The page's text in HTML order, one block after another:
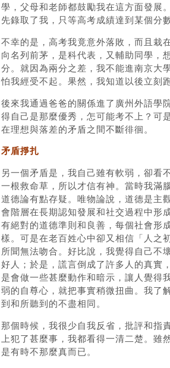
學，父母和老師都鼓勵我在這方面發展
先錄取了我，只等高考成績達到某個分
不幸的是，高考我竟意外落敗，而且栽
向名列前茅，是科代表，又輔助同學，
分。就因為兩分之差，我不能進南京大
怕我經受不起。果然，我知道以後立刻
後來我通過爸爸的關係進了廣州外語學
得自己是那麼優秀，怎可能考不上？可
在理想與落差的矛盾之間不斷徘徊。
矛盾掙扎
另一個矛盾是，我自己雖有軟弱，卻看
一根救命草，所以才信有神。當時我滿
道德論有點存疑。唯物論說，道德是主
會階層在長期認知發展和社交過程中形
有絕對的道德準則和良善，每個社會形
樣。可是在老百姓心中卻又相信「人之
所聞無法吻合。好比說，我覺得自己不
好人；於是，謊言倒成了許多人的真實
是會做一些甚麼動作和暗示，讓人覺得
弱的自尊心，就把事實稍微扭曲。我了
到和所聽到的不盡相同。
那個時候，我很少自我反省，批評和指
上犯了甚麼事，我都看得一清二楚。雖
是有時不那麼真而已。